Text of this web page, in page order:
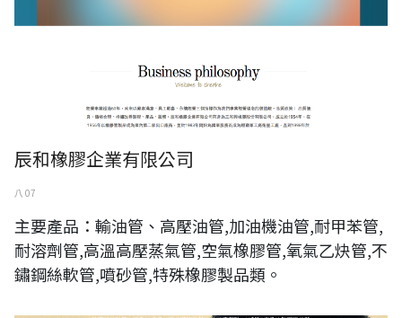
辰和橡膠企業有限公司
八 07
主要產品：輸油管、高壓油管,加油機油管,耐甲苯管,
耐溶劑管,高溫高壓蒸氣管,空氣橡膠管,氧氣乙炔管,不
鏽鋼絲軟管,噴砂管,特殊橡膠製品類。